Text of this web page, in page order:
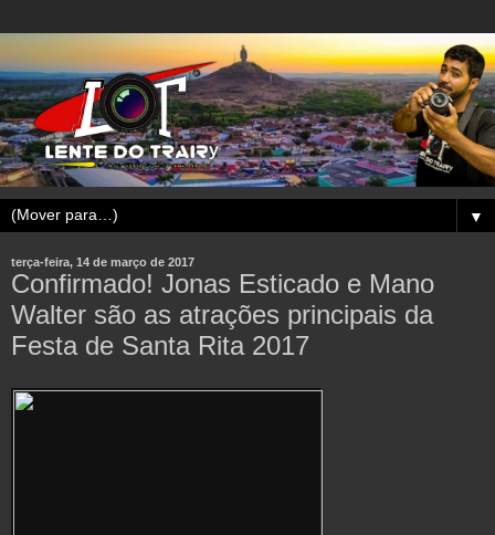
▼
terça-feira, 14 de março de 2017
Confirmado! Jonas Esticado e Mano
Walter são as atrações principais da
Festa de Santa Rita 2017